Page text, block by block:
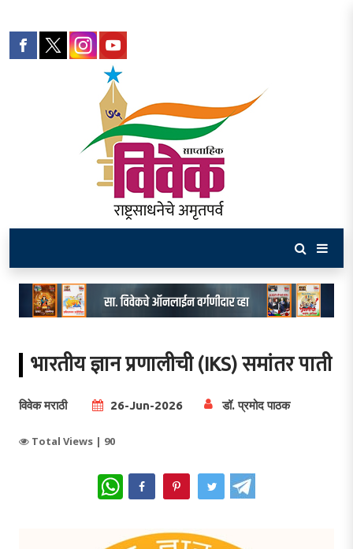
भारतीय ज्ञान प्रणालीची (IKS) समांतर पाती
विवेक मराठी 26-Jun-2026 डॉ. प्रमोद पाठक
Total Views | 90
WhatsApp